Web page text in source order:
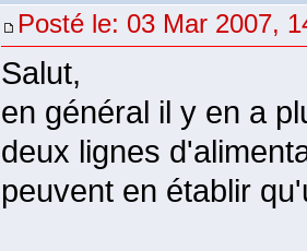
Posté le: 03 Mar 2007,
Salut,
en général il y en a
deux lignes
peuvent en établir